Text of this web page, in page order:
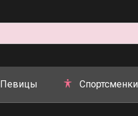
Певицы Спортсменки